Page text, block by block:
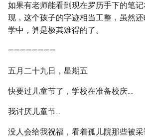
如果有老师能看到现在罗历手下的笔
现，这个孩子的字迹相当工整，虽然
学中，算是极其难得的了。
————————
五月二十九日，星期五
快要过儿童节了，学校在准备校庆....
我讨厌儿童节...
没人会给我祝福，看着孤儿院那些被